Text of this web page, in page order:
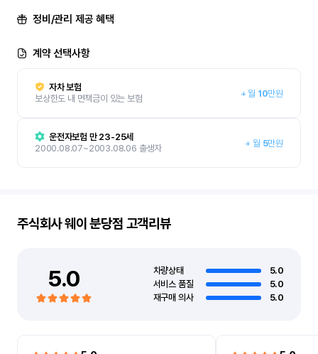
정비/관리 제공 혜택
계약 선택사항
자차 보험
보상한도 내 면책금이 있는 보험
+월 10만원
운전자보험 만 23-25세
2000.08.07~2003.08.06 출생자
+ 월 5만원
주식회사 웨이 분당점 고객리뷰
5.0 차량상태
5.0
서비스 품질
5.0
재구매 의사
5.0